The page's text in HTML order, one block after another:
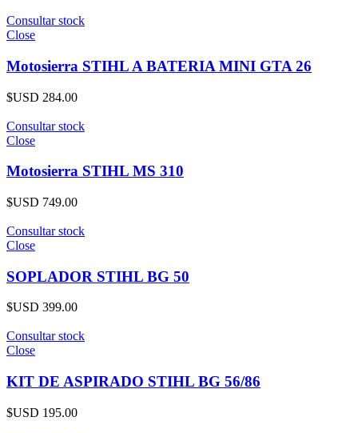
Consultar stock
Close
Motosierra STIHL A BATERIA MINI GTA 26
$USD 284.00
Consultar stock
Close
Motosierra STIHL MS 310
$USD 749.00
Consultar stock
Close
SOPLADOR STIHL BG 50
$USD 399.00
Consultar stock
Close
KIT DE ASPIRADO STIHL BG 56/86
$USD 195.00